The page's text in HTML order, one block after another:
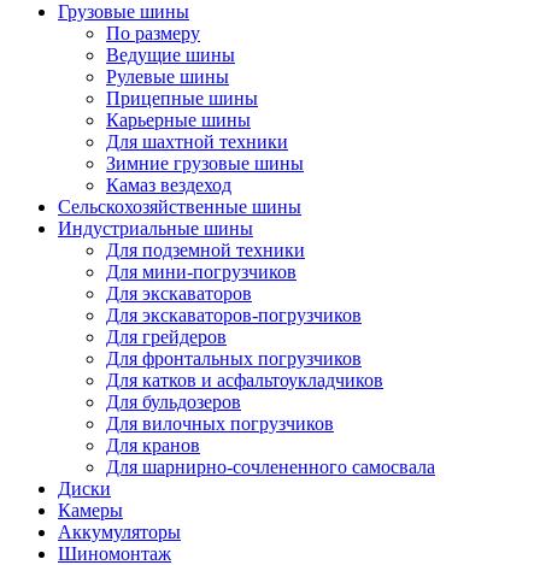
Грузовые шины
По размеру
Ведущие шины
Рулевые шины
Прицепные шины
Карьерные шины
Для шахтной техники
Зимние грузовые шины
Камаз вездеход
Сельскохозяйственные шины
Индустриальные шины
Для подземной техники
Для мини-погрузчиков
Для экскаваторов
Для экскаваторов-погрузчиков
Для грейдеров
Для фронтальных погрузчиков
Для катков и асфальтоукладчиков
Для бульдозеров
Для вилочных погрузчиков
Для кранов
Для шарнирно-сочлененного самосвала
Диски
Камеры
Аккумуляторы
Шиномонтаж